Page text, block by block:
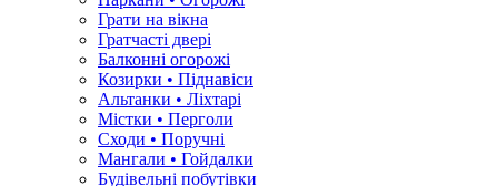
Грати на вікна
Гратчасті двері
Балконні огорожі
Козирки • Піднавіси
Альтанки • Ліхтарі
Містки • Перголи
Сходи • Поручні
Мангали • Гойдалки
Будівельні побутівки